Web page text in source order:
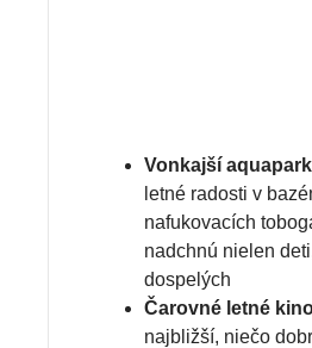
Vonkajší aquapark
letné radosti v
nafukovacích
nadchnú nielen
dospelých
Čarovné letné
najbližší, niečo